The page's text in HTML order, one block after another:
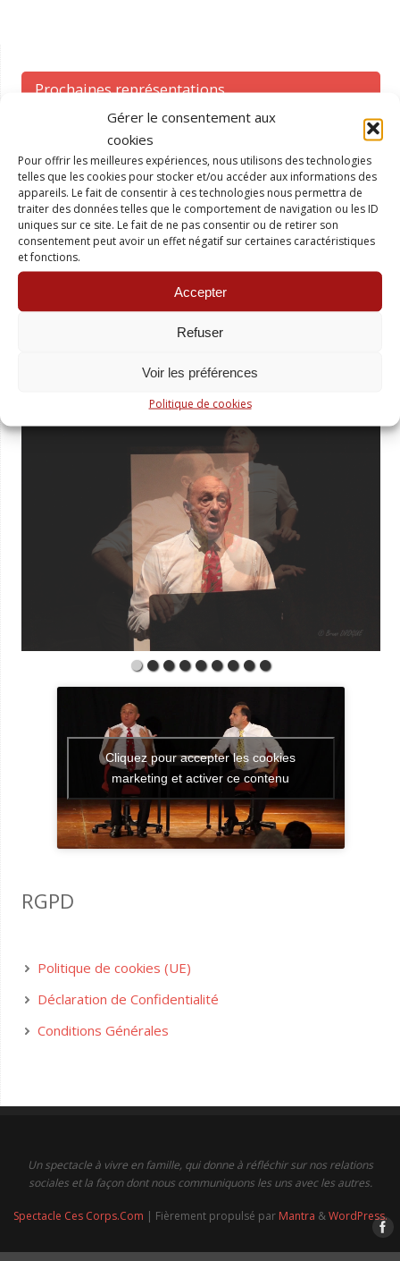
Gérer le consentement aux
cookies
Pour offrir les meilleures expériences, nous utilisons des technologies
telles que les cookies pour stocker et/ou accéder aux informations des
appareils. Le fait de consentir à ces technologies nous permettra de
traiter des données telles que le comportement de navigation ou les ID
uniques sur ce site. Le fait de ne pas consentir ou de retirer son
consentement peut avoir un effet négatif sur certaines caractéristiques
et fonctions.
Accepter
Refuser
Voir les préférences
Politique de cookies
Prochaines représentations
Actualités
Cescorps.com au cinéma-théâtre de Eauze (Gers) 13
décembre 2022
Cescorps.com en spectacle à la ferme de Trielle
juillet 2022
Quelques Photos
Cliquez pour accepter les cookies
marketing et activer ce contenu
RGPD
Politique de cookies (UE)
Déclaration de Confidentialité
Conditions Générales
Un spectacle à vivre en famille, qui donne à réfléchir sur nos relations
sociales et la façon dont nous communiquons les uns avec les autres.
Spectacle Ces Corps.Com | Fièrement propulsé par Mantra &WordPress.